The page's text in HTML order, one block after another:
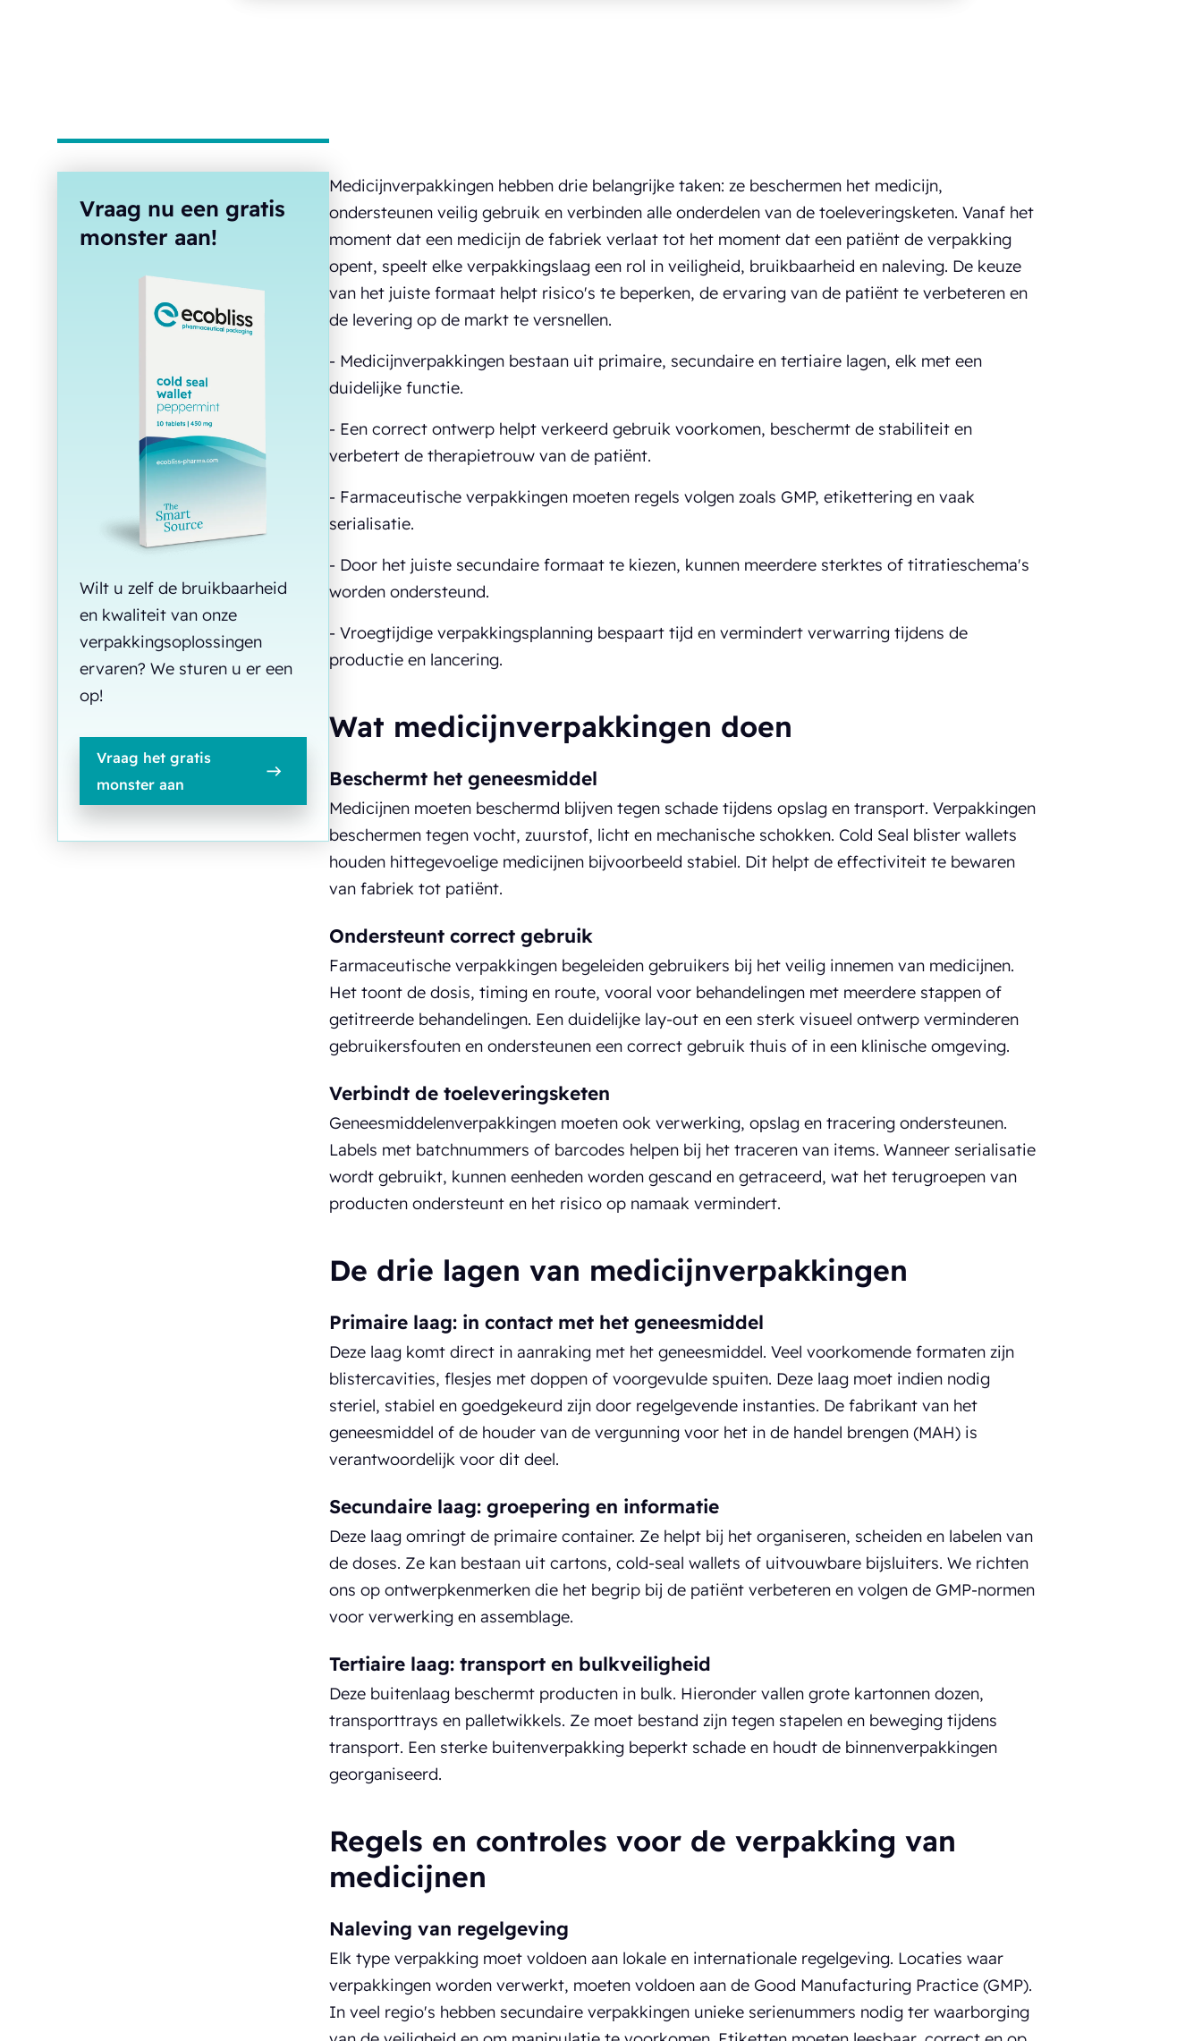
Vraag nu een gratis
monster aan!
Wilt u zelf de bruikbaarheid
en kwaliteit van onze
verpakkingsoplossingen
ervaren? We sturen u er een
op!
Vraag het gratis
monster aan
Medicijnverpakkingen hebben drie belangrijke taken: ze beschermen het medicijn,
ondersteunen veilig gebruik en verbinden alle onderdelen van de toeleveringsketen. Vanaf het
moment dat een medicijn de fabriek verlaat tot het moment dat een patiënt de verpakking
opent, speelt elke verpakkingslaag een rol in veiligheid, bruikbaarheid en naleving. De keuze
van het juiste formaat helpt risico's te beperken, de ervaring van de patiënt te verbeteren en
de levering op de markt te versnellen.
- Medicijnverpakkingen bestaan uit primaire, secundaire en tertiaire lagen, elk met een
duidelijke functie.
- Een correct ontwerp helpt verkeerd gebruik voorkomen, beschermt de stabiliteit en
verbetert de therapietrouw van de patiënt.
- Farmaceutische verpakkingen moeten regels volgen zoals GMP, etikettering en vaak
serialisatie.
- Door het juiste secundaire formaat te kiezen, kunnen meerdere sterktes of titratieschema's
worden ondersteund.
- Vroegtijdige verpakkingsplanning bespaart tijd en vermindert verwarring tijdens de
productie en lancering.
Wat medicijnverpakkingen doen
Beschermt het geneesmiddel
Medicijnen moeten beschermd blijven tegen schade tijdens opslag en transport. Verpakkingen
beschermen tegen vocht, zuurstof, licht en mechanische schokken. Cold Seal blister wallets
houden hittegevoelige medicijnen bijvoorbeeld stabiel. Dit helpt de effectiviteit te bewaren
van fabriek tot patiënt.
Ondersteunt correct gebruik
Farmaceutische verpakkingen begeleiden gebruikers bij het veilig innemen van medicijnen.
Het toont de dosis, timing en route, vooral voor behandelingen met meerdere stappen of
getitreerde behandelingen. Een duidelijke lay-out en een sterk visueel ontwerp verminderen
gebruikersfouten en ondersteunen een correct gebruik thuis of in een klinische omgeving.
Verbindt de toeleveringsketen
Geneesmiddelenverpakkingen moeten ook verwerking, opslag en tracering ondersteunen.
Labels met batchnummers of barcodes helpen bij het traceren van items. Wanneer serialisatie
wordt gebruikt, kunnen eenheden worden gescand en getraceerd, wat het terugroepen van
producten ondersteunt en het risico op namaak vermindert.
De drie lagen van medicijnverpakkingen
Primaire laag: in contact met het geneesmiddel
Deze laag komt direct in aanraking met het geneesmiddel. Veel voorkomende formaten zijn
blistercavities, flesjes met doppen of voorgevulde spuiten. Deze laag moet indien nodig
steriel, stabiel en goedgekeurd zijn door regelgevende instanties. De fabrikant van het
geneesmiddel of de houder van de vergunning voor het in de handel brengen (MAH) is
verantwoordelijk voor dit deel.
Secundaire laag: groepering en informatie
Deze laag omringt de primaire container. Ze helpt bij het organiseren, scheiden en labelen van
de doses. Ze kan bestaan uit cartons, cold-seal wallets of uitvouwbare bijsluiters. We richten
ons op ontwerpkenmerken die het begrip bij de patiënt verbeteren en volgen de GMP-normen
voor verwerking en assemblage.
Tertiaire laag: transport en bulkveiligheid
Deze buitenlaag beschermt producten in bulk. Hieronder vallen grote kartonnen dozen,
transporttrays en palletwikkels. Ze moet bestand zijn tegen stapelen en beweging tijdens
transport. Een sterke buitenverpakking beperkt schade en houdt de binnenverpakkingen
georganiseerd.
Regels en controles voor de verpakking van
medicijnen
Naleving van regelgeving
Elk type verpakking moet voldoen aan lokale en internationale regelgeving. Locaties waar
verpakkingen worden verwerkt, moeten voldoen aan de Good Manufacturing Practice (GMP).
In veel regio's hebben secundaire verpakkingen unieke serienummers nodig ter waarborging